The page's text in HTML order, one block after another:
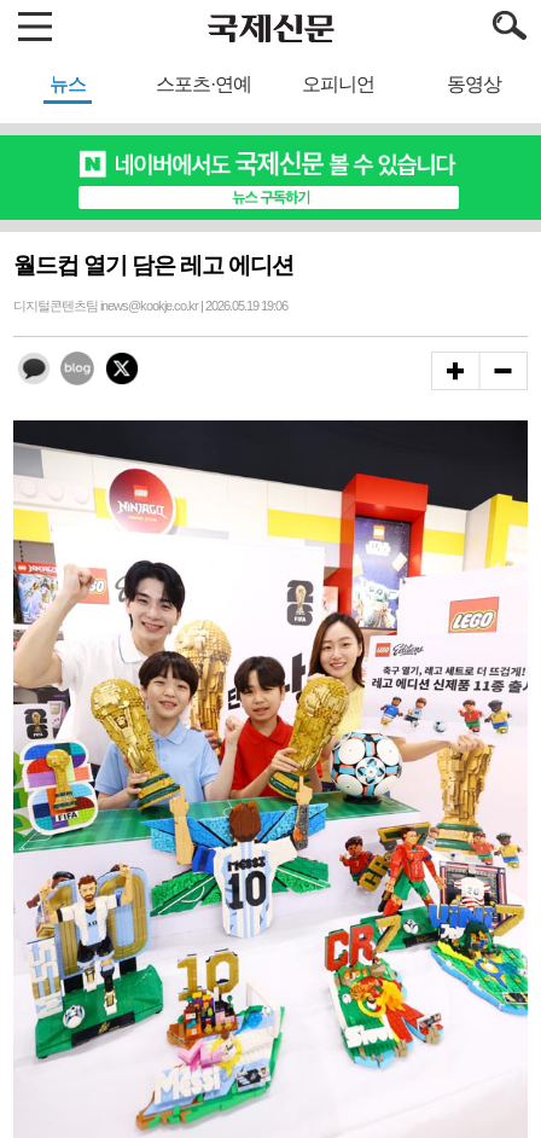
뉴스 스포츠·연예 오피니언 동영상
월드컵 열기 담은 레고 에디션
디지털콘텐츠팀 inews@kookje.co.kr | 2026.05.19 19:06